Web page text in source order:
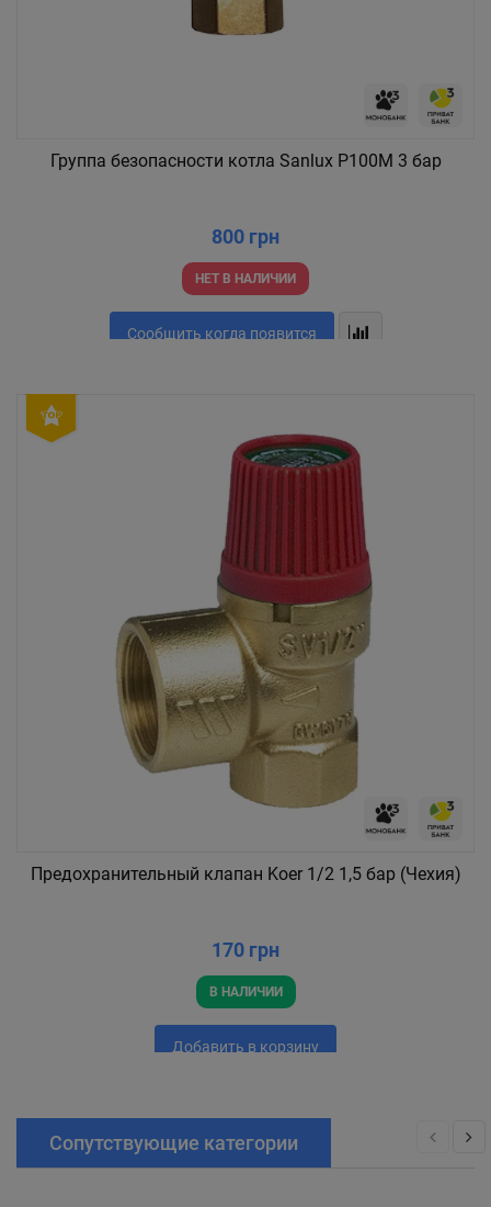
Группа безопасности котла Sanlux P100M 3 бар
800 грн
НЕТ В НАЛИЧИИ
Сообщить когда появится
Предохранительный клапан Koer 1/2 1,5 бар (Чехия)
170 грн
В НАЛИЧИИ
Добавить в корзину
Сопутствующие категории